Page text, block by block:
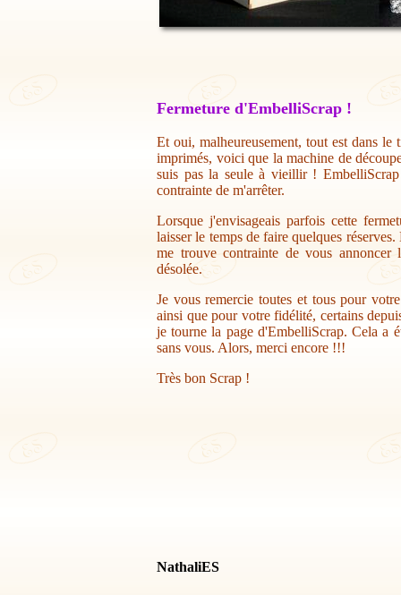
Fermeture d'EmbelliScrap !
Et oui, malheureusement, tout est dans
imprimés, voici que la machine de
suis pas la seule à vieillir !
contrainte de m'arrêter.
Lorsque j'envisageais parfois cette
laisser le temps de faire quelques
me trouve contrainte de vous annoncer
désolée.
Je vous remercie toutes et tous pour
ainsi que pour votre fidélité, certains
je tourne la page d'EmbelliScrap. Cela a
sans vous. Alors, merci encore !!!
Très bon Scrap !
NathaliES